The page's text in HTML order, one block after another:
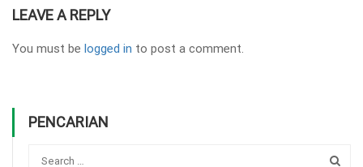
LEAVE A REPLY
You must be logged in to post a comment.
PENCARIAN